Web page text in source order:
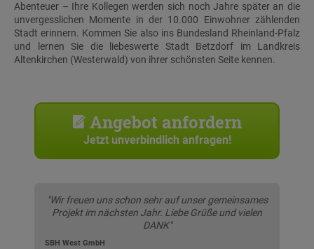
Abenteuer – Ihre Kollegen werden sich noch Jahre später an die
unvergesslichen Momente in der 10.000 Einwohner zählenden
Stadt erinnern. Kommen Sie also ins Bundesland Rheinland-Pfalz
und lernen Sie die liebeswerte Stadt Betzdorf im Landkreis
Altenkirchen (Westerwald) von ihrer schönsten Seite kennen.
Angebot anfordern
Jetzt unverbindlich anfragen!
"Wir freuen uns schon sehr auf unser gemeinsames
Projekt im nächsten Jahr. Liebe Grüße und vielen
DANK"
SBH West GmbH